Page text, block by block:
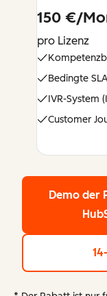
150 €/
pro Lizenz
Bedingte
IVR-System
Customer
Demo der